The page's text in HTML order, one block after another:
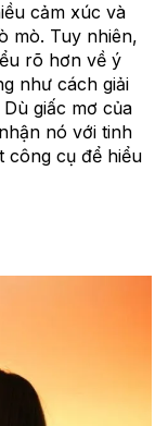
cảm xúc và
mò. Tuy nhiên,
rõ hơn về ý
như cách giải
giấc mơ của
nó với tinh
công cụ để hiểu